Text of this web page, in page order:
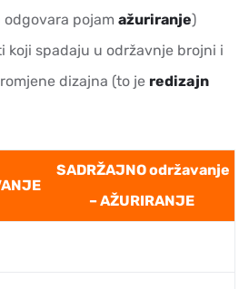
odgovara pojam ažuriranje)
koji spadaju u održavnje brojni i
dizajna (to je redizajn
SADRŽAJNO održavanje
– AŽURIRANJE